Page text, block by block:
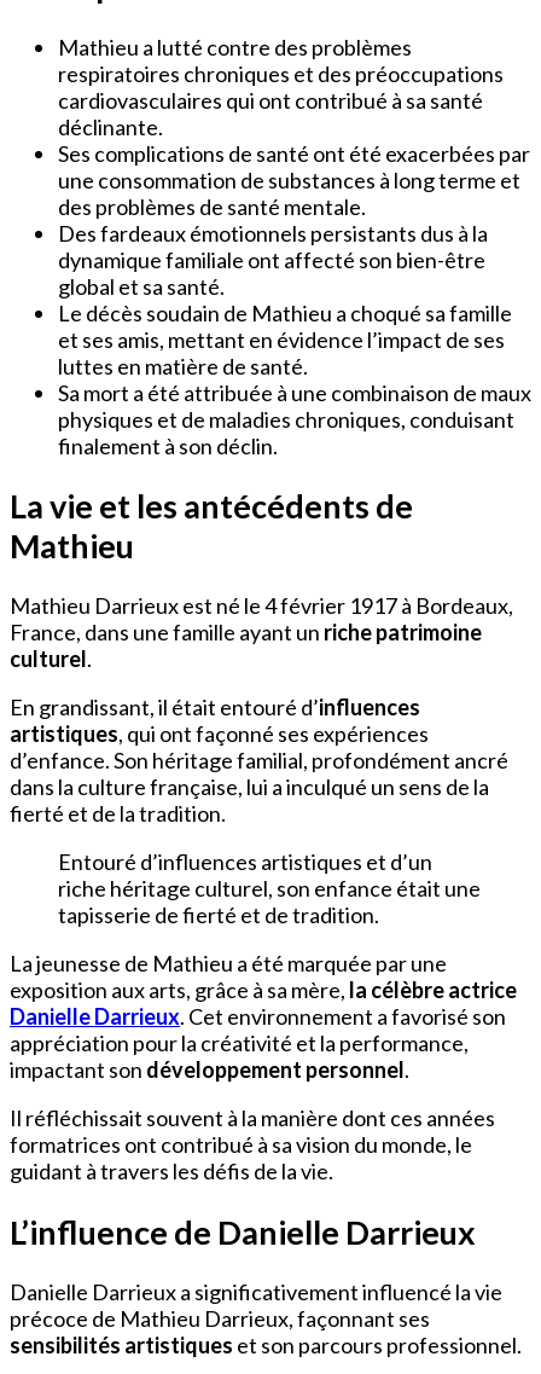
Mathieu a lutté contre des problèmes
respiratoires chroniques et des préoccupations
cardiovasculaires qui ont contribué à sa santé
déclinante.
Ses complications de santé ont été exacerbées par
une consommation de substances à long terme et
des problèmes de santé mentale.
Des fardeaux émotionnels persistants dus à la
dynamique familiale ont affecté son bien-être
global et sa santé.
Le décès soudain de Mathieu a choqué sa famille
et ses amis, mettant en évidence l’impact de ses
luttes en matière de santé.
Sa mort a été attribuée à une combinaison de maux
physiques et de maladies chroniques, conduisant
finalement à son déclin.
La vie et les antécédents de
Mathieu
Mathieu Darrieux est né le 4 février 1917 à Bordeaux,
France, dans une famille ayant un riche patrimoine
culturel.
En grandissant, il était entouré d’influences
artistiques, qui ont façonné ses expériences
d’enfance. Son héritage familial, profondément ancré
dans la culture française, lui a inculqué un sens de la
fierté et de la tradition.
Entouré d’influences artistiques et d’un
riche héritage culturel, son enfance était une
tapisserie de fierté et de tradition.
La jeunesse de Mathieu a été marquée par une
exposition aux arts, grâce à sa mère, la célèbre actrice
Danielle Darrieux. Cet environnement a favorisé son
appréciation pour la créativité et la performance,
impactant son développement personnel.
Il réfléchissait souvent à la manière dont ces années
formatrices ont contribué à sa vision du monde, le
guidant à travers les défis de la vie.
L’influence de Danielle Darrieux
Danielle Darrieux a significativement influencé la vie
précoce de Mathieu Darrieux, façonnant ses
sensibilités artistiques et son parcours professionnel.